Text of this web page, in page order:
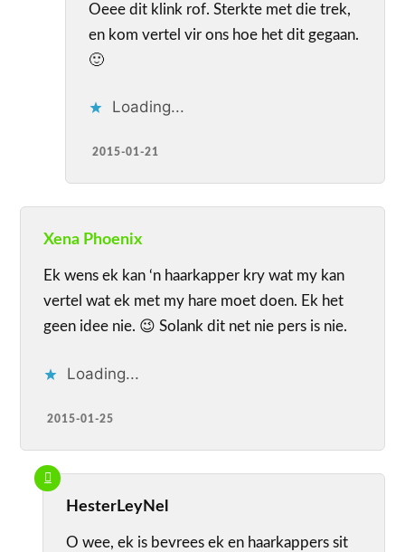
Oeee dit klink rof. Sterkte met die trek,
en kom vertel vir ons hoe het dit gegaan.
🙂
Loading...
2015-01-21
Xena Phoenix
Ek wens ek kan ‘n haarkapper kry wat my kan
vertel wat ek met my hare moet doen. Ek het
geen idee nie. 😉 Solank dit net nie pers is nie.
Loading...
2015-01-25
HesterLeyNel
O wee, ek is bevrees ek en haarkappers sit